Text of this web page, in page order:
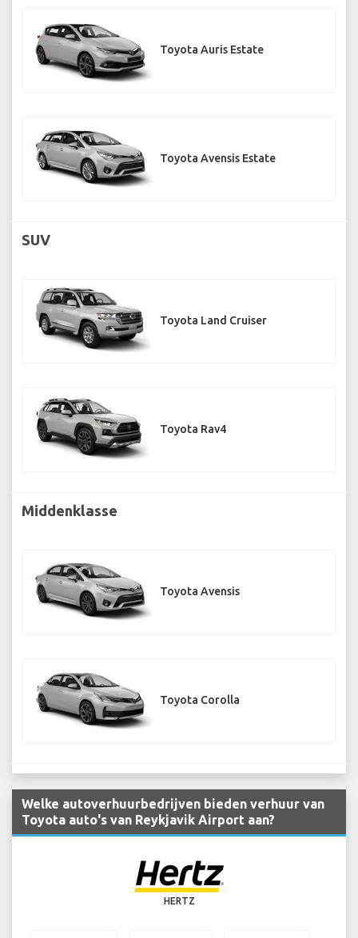
Toyota Auris Estate
Toyota Avensis Estate
SUV
Toyota Land Cruiser
Toyota Rav4
Middenklasse
Toyota Avensis
Toyota Corolla
Welke autoverhuurbedrijven bieden verhuur van
Toyota auto's van Reykjavik Airport aan?
HERTZ